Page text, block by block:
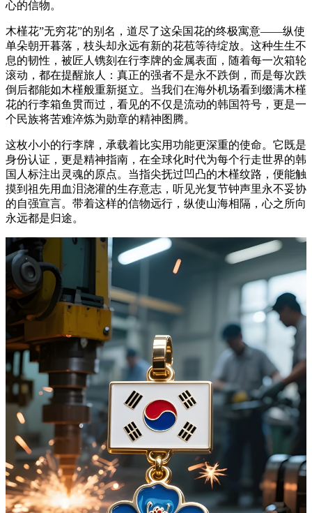
心的信物。
木槿花”无穷花”的别名，道尽了这朵国花的终极寓意——纵使
单朵朝开暮落，枝头却永远有新的花苞等待绽放。这种生生不
息的韧性，被匠人镌刻在行李牌的金属表面，随着每一次箱轮
滚动，都在提醒旅人：真正的强者不是永不跌倒，而是每次跌
倒后都能如木槿般重新挺立。当我们在海外机场看到缀满木槿
花的行李箱鱼贯而过，看见的不仅是流动的韩国符号，更是一
个民族将苦难淬炼为勋章的精神图腾。
这枚小小的行李牌，承载着比实用功能更深重的使命。它既是
身份认证，更是精神指南，在全球化时代为每个行走世界的韩
国人标注出灵魂的原点。当指尖抚过凹凸的木槿纹路，便能触
摸到祖先用血泪浇灌的生存意志，听见光复节钟声里永不妥协
的自强宣言。带着这样的信物远行，纵使山海相隔，心之所向
永远都是归途。